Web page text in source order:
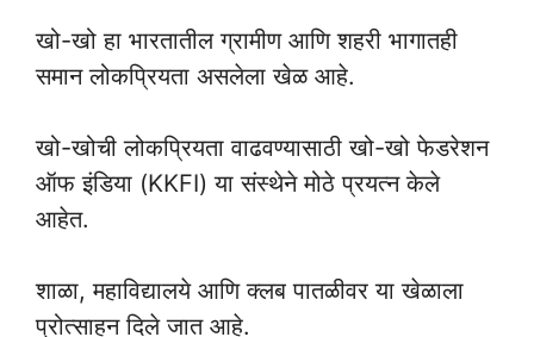
खो-खो हा भारतातील ग्रामीण आणि शहरी भागातही
समान लोकप्रियता असलेला खेळ आहे.
खो-खोची लोकप्रियता वाढवण्यासाठी खो-खो फेडरेशन
ऑफ इंडिया (KKFI) या संस्थेने मोठे प्रयत्न केले
आहेत.
शाळा, महाविद्यालये आणि क्लब पातळीवर या खेळाला
प्रोत्साहन दिले जात आहे.